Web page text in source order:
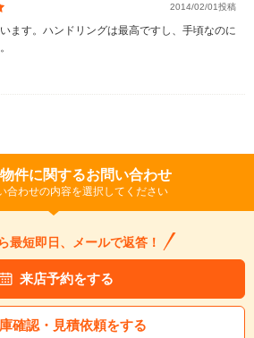
2014/02/01投稿
ます。ハンドリングは最高ですし、手頃なのに
件に関するお問い合わせ
合わせの内容を選択してください
最短即日、メールで返答！
来店予約をする
確認・見積依頼をする